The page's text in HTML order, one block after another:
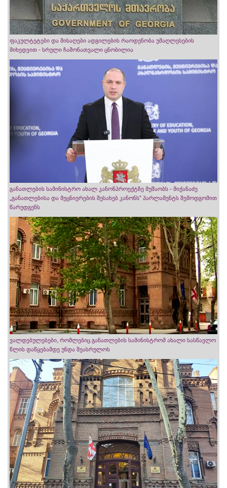
ფაკულტეტები და მისაღები ადგილების რაოდენობა უმაღლესების
მიხედვით - სრული ჩამონათვალი ცნობილია
განათლების სამინისტრო ახალ კანონპროექტზე მუშაობს - მიქანაძე
„განათლებისა და მეცნიერების შესახებ კანონს“ პარლამენტს შემოდგომით
წარუდგენს
ვალდებულებები, რომლებიც განათლების სამინისტრომ ახალი სასწავლო
წლის დაწყებამდე უნდა შეასრულოს